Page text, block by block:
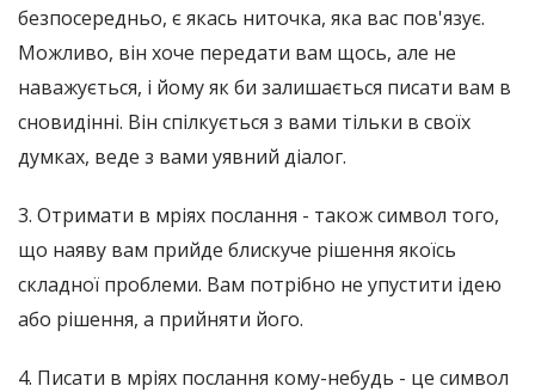
безпосередньо, є якась ниточка, яка вас пов'язує.
Можливо, він хоче передати вам щось, але не
наважується, і йому як би залишається писати вам в
сновидінні. Він спілкується з вами тільки в своїх
думках, веде з вами уявний діалог.
3. Отримати в мріях послання - також символ того,
що наяву вам прийде блискуче рішення якоїсь
складної проблеми. Вам потрібно не упустити ідею
або рішення, а прийняти його.
4. Писати в мріях послання кому-небудь - це символ